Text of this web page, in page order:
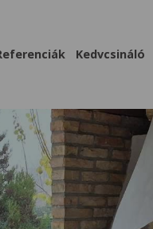
Kedvcsináló